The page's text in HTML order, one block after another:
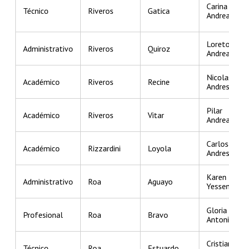
Técnico Riveros Gatica
Carina
Administrativo Riveros Quiroz
Académico Riveros Recine
Andres
Académico Riveros Vitar
Pilar
Académico Rizzardini Loyola
Carlos
Andres
Administrativo Roa Aguayo
Karen
Profesional Roa Bravo
Gloria